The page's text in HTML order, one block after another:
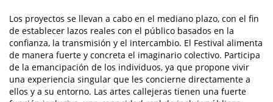
Los proyectos se llevan a cabo en el mediano plazo, con el fin
de establecer lazos reales con el público basados en la
confianza, la transmisión y el intercambio. El Festival alimenta
de manera fuerte y concreta el imaginario colectivo. Participa
de la emancipación de los individuos, ya que propone vivir
una experiencia singular que les concierne directamente a
ellos y a su entorno. Las artes callejeras tienen una fuerte